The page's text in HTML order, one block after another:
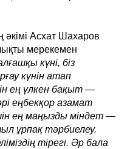
әкімі Асхат Шахаров
мерекемен
күні, біз
күнін атап
ең үлкен бақыт —
еңбекқор азамат
ең маңызды міндет —
ұрпақ тәрбиелеу.
тірегі. Әр бала